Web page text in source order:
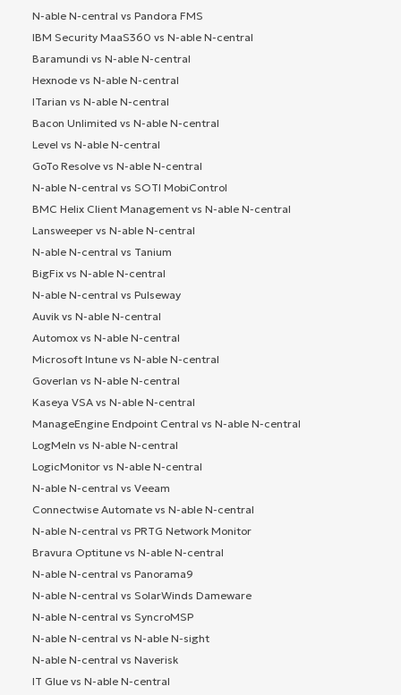
N-able N-central vs Pandora FMS
IBM Security MaaS360 vs N-able N-central
Baramundi vs N-able N-central
Hexnode vs N-able N-central
ITarian vs N-able N-central
Bacon Unlimited vs N-able N-central
Level vs N-able N-central
GoTo Resolve vs N-able N-central
N-able N-central vs SOTI MobiControl
BMC Helix Client Management vs N-able N-central
Lansweeper vs N-able N-central
N-able N-central vs Tanium
BigFix vs N-able N-central
N-able N-central vs Pulseway
Auvik vs N-able N-central
Automox vs N-able N-central
Microsoft Intune vs N-able N-central
Goverlan vs N-able N-central
Kaseya VSA vs N-able N-central
ManageEngine Endpoint Central vs N-able N-central
LogMeIn vs N-able N-central
LogicMonitor vs N-able N-central
N-able N-central vs Veeam
Connectwise Automate vs N-able N-central
N-able N-central vs PRTG Network Monitor
Bravura Optitune vs N-able N-central
N-able N-central vs Panorama9
N-able N-central vs SolarWinds Dameware
N-able N-central vs SyncroMSP
N-able N-central vs N-able N-sight
N-able N-central vs Naverisk
IT Glue vs N-able N-central